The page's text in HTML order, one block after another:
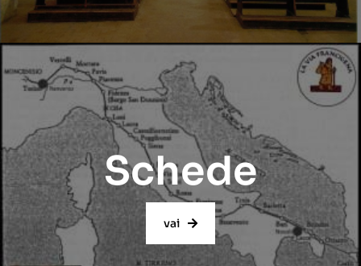
Schede
vai